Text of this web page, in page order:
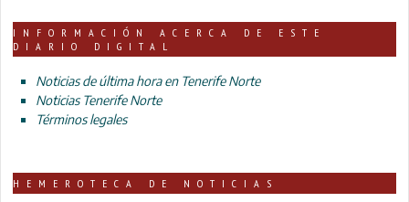
INFORMACIÓN ACERCA DE ESTE
DIARIO DIGITAL
Noticias de última hora en Tenerife Norte
Noticias Tenerife Norte
Términos legales
HEMEROTECA DE NOTICIAS